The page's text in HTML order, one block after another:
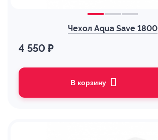
Чехол Aqua Save 1800
4 550 ₽
В корзину